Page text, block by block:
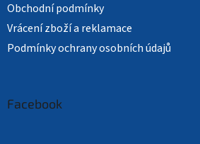
Obchodní podmínky
Vrácení zboží a reklamace
Podmínky ochrany osobních údajů
Facebook